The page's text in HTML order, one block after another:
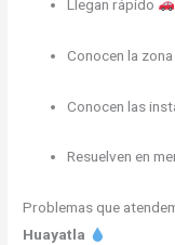
Llegan rápido
Conocen la zona
Conocen las
Resuelven en
Problemas que
Huayatla